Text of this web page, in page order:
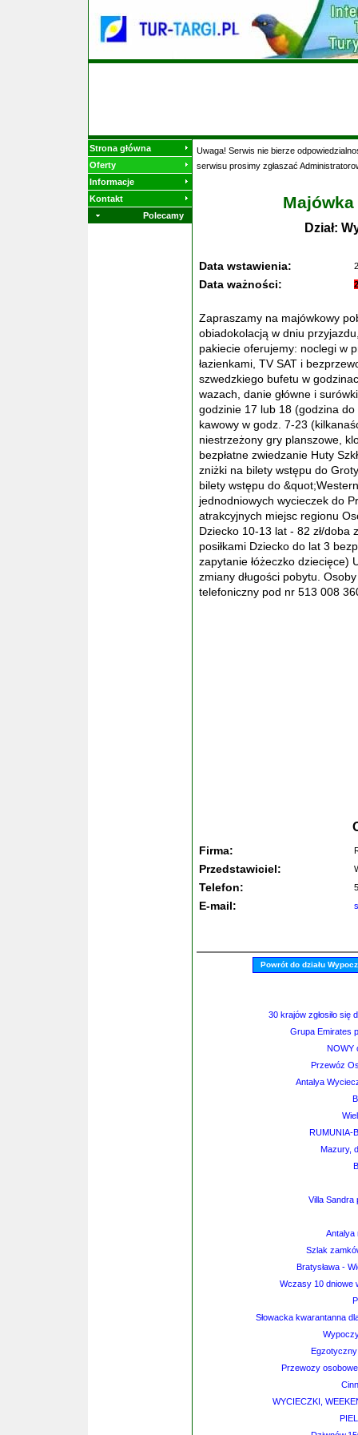
Strona główna
Oferty
Informacje
Kontakt
Polecamy
Uwaga! Serwis nie bierze
serwisu prosimy zgłaszać
Dział:
Data wstawienia:
Data ważności:
Zapraszamy na majówkowy
obiadokolacją w dniu
pakiecie oferujemy: noclegi w
łazienkami, TV SAT i
szwedzkiego bufetu w
wazach, danie główne i
godzinie 17 lub 18 (godzina
kawowy w godz. 7-23
niestrzeżony gry planszowe,
bezpłatne zwiedzanie Huty
zniżki na bilety wstępu do
bilety wstępu do
jednodniowych wycieczek do
atrakcyjnych miejsc regionu
Dziecko 10-13 lat - 82 zł/doba
posiłkami Dziecko do lat 3
zapytanie łóżeczko dziecięce)
zmiany długości pobytu.
telefoniczny pod nr 513 008
Firma:
Przedstawiciel:
Telefon:
E-mail:
Powrót do działu
30 krajów zgłosiło
Grupa Emirates
NOWY
Przewóz
Antalya
RUMUNIA-
Mazury,
Villa Sandra
Antalya
Szlak
Bratysława -
Wczasy 10 dniowe
Słowacka kwarantanna
Egzotyczny
Przewozy
WYCIECZKI,